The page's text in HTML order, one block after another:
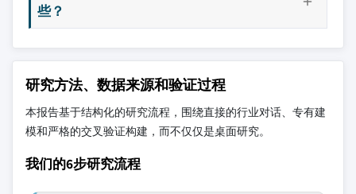
些？
研究方法、数据来源和验证过程
本报告基于结构化的研究流程，围绕直接的行业对话、专有建
模和严格的交叉验证构建，而不仅仅是桌面研究。
我们的6步研究流程